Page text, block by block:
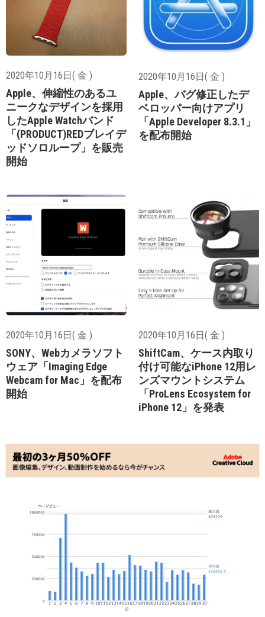
2020年10月16日( 金 )
Apple、伸縮性のあるユ
ニークなデザインを採用
したApple Watchバンド
「(PRODUCT)REDブレイデ
ッドソロループ」を販売
開始
2020年10月16日( 金 )
Apple、バグ修正したデ
ベロッパー向けアプリ
「Apple Developer 8.3.1」
を配布開始
2020年10月16日( 金 )
SONY、Webカメラソフト
ウェア「Imaging Edge
Webcam for Mac」を配布
開始
2020年10月16日( 金 )
ShiftCam、ケース内取り
付け可能なiPhone 12用レ
ンズマウントシステム
「ProLens Ecosystem for
iPhone 12」を発表